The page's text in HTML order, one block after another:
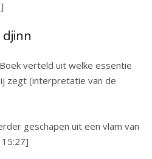
zegt (interpretatie van de
geschapen uit een vlam van